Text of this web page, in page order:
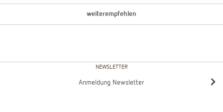
weiterempfehlen
NEWSLETTER
Anmeldung Newsletter